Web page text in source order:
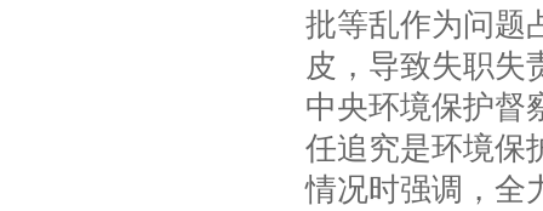
批等乱作为问题
皮，导致失职失
中央环境保护督
任追究是环境保
情况时强调，全